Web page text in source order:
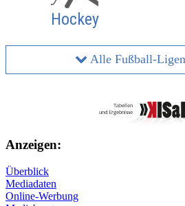
Hockey
Alle Fußball-
Anzeigen:
Überblick
Mediadaten
Online-Werbung